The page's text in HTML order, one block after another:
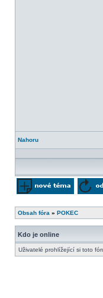
Nahoru
Obsah fóra » POKEC
Kdo je online
Uživatelé prohlížející si toto